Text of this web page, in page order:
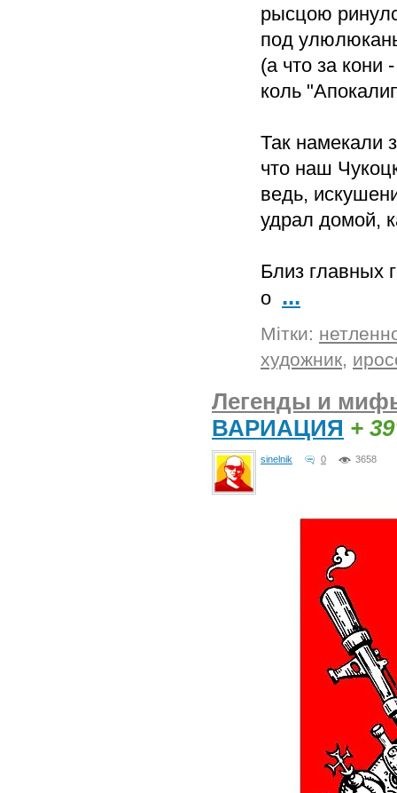
рысцою
под
(а что за
коль
Так намекали
что наш
ведь,
удрал домой,
Близ главных
о ...
Мітки:
художник,
Легенды и
ВАРИАЦИЯ +
sinelnik 0 3658